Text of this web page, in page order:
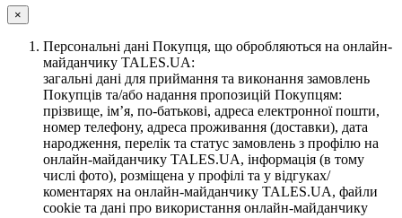
×
Персональні дані Покупця, що обробляються на онлайн-
майданчику TALES.UA:
загальні дані для приймання та виконання замовлень
Покупців та/або надання пропозицій Покупцям:
прізвище, ім’я, по-батькові, адреса електронної пошти,
номер телефону, адреса проживання (доставки), дата
народження, перелік та статус замовлень з профілю на
онлайн-майданчику TALES.UA, інформація (в тому
числі фото), розміщена у профілі та у відгуках/
коментарях на онлайн-майданчику TALES.UA, файли
cookie та дані про використання онлайн-майданчику